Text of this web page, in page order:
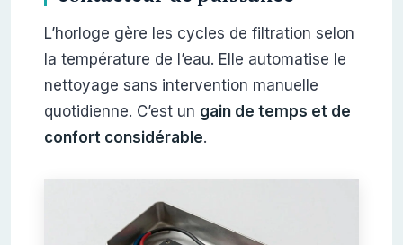
L’horloge gère les cycles de filtration selon
la température de l’eau. Elle automatise le
nettoyage sans intervention manuelle
quotidienne. C’est un gain de temps et de
confort considérable.